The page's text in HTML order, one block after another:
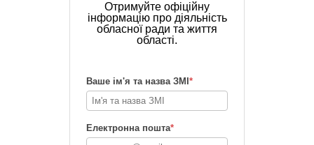
Отримуйте офіційну
інформацію про діяльність
обласної ради та життя
області.
Ваше ім'я та назва ЗМІ *
Електронна пошта*